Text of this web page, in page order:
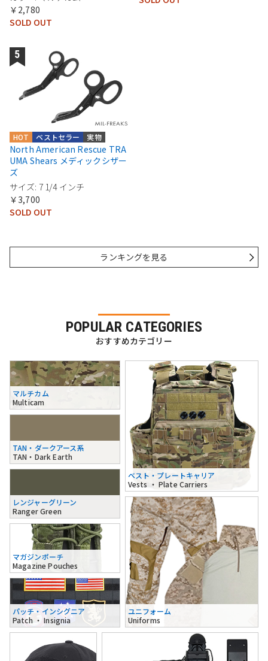
￥2,780
SOLD OUT
実物
ベストセラー
HOT
North American Rescue TRA
UMA Shears メディックシザー
ズ
サイズ: 7 1/4 インチ
￥3,700
SOLD OUT
ランキングを見る
POPULAR CATEGORIES
おすすめカテゴリー
マルチカム
Multicam
TAN・ダークアース系
TAN・Dark Earth
レンジャーグリーン
Ranger Green
ベスト・プレートキャリア
Vests ・ Plate Carriers
マガジンポーチ
Magazine Pouches
パッチ・インシグニア
Patch ・ Insignia
ユニフォーム
Uniforms